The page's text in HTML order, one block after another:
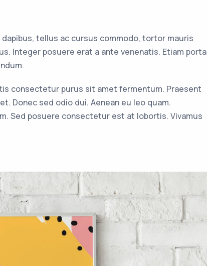
tellus ac cursus commodo, tortor mauris
Integer posuere erat a ante venenatis. Etiam porta
consectetur purus sit amet fermentum. Praesent
Donec sed odio dui. Aenean eu leo quam.
Sed posuere consectetur est at lobortis. Vivamus